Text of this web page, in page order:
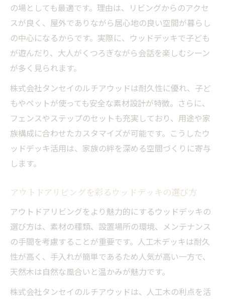
の場としても最適です。理由は、リビングからのアクセ
スが良く、屋外でありながら居心地の良い空間が暮らし
の中心になるからです。実際に、ウッドデッキで子ども
が遊んだり、大人がくつろぎながら会話を楽しむシーン
が多く見られます。
株式会社タンセイのルチアウッドは耐久性に優れ、子ど
もやペットが使っても安全な素材設計が特徴。さらに、
フェンスやステップのセットも充実しており、用途や家
族構成に合わせたカスタマイズが可能です。こうしたウ
ッドデッキ活用は、家族の絆を深める空間づくりに寄与
します。
アウトドアリビングを彩るウッドデッキの選び方
アウトドアリビングをより魅力的にするウッドデッキの
選び方は、素材の種類、設置場所の環境、メンテナンス
の手間を考慮することが重要です。人工木デッキは耐久
性が高く、手入れが簡単であるため人気が高い一方で、
天然木は自然な風合いと温かみが魅力です。
株式会社タンセイのルチアウッドは、人工木の利点を活